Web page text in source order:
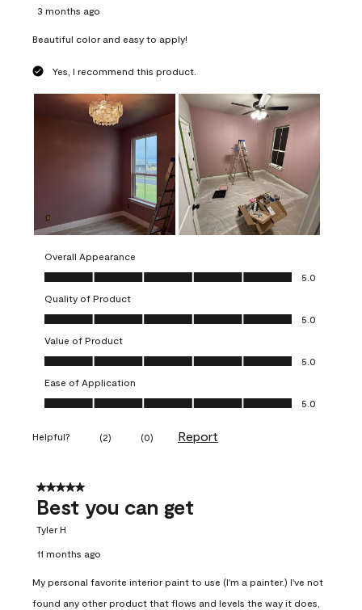
3 months ago
Beautiful color and easy to apply!
Yes, I recommend this product.
Overall Appearance
Overall Appearance, 5.0 out of 5
5.0
Quality of Product
Quality of Product, 5.0 out of 5
5.0
Value of Product
Value of Product, 5.0 out of 5
5.0
Ease of Application
Ease of Application, 5.0 out of 5
5.0
Helpful? (2) (0) Report
5 out of 5 stars.
Best you can get
Tyler H
11 months ago
My personal favorite interior paint to use (I'm a painter.) I've not
found any other product that flows and levels the way it does,